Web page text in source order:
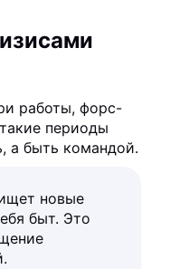
работы, форс-
периоды
а быть командой.
новые
быт. Это